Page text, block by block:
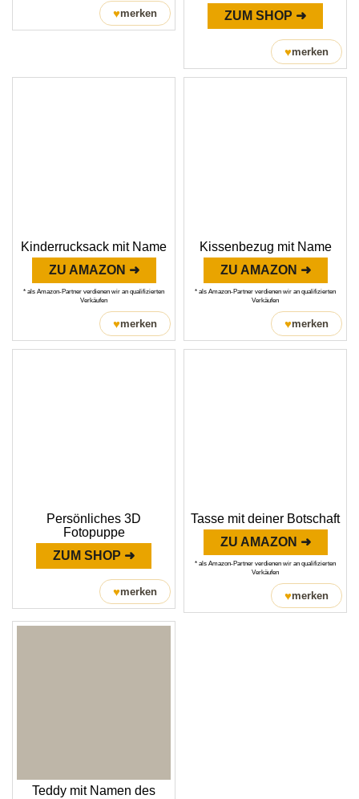
♥merken
ZUM SHOP ➜
♥merken
Kinderrucksack mit Name
ZU AMAZON ➜
* als Amazon-Partner verdienen wir an qualifizierten
Verkäufen
♥merken
Kissenbezug mit Name
ZU AMAZON ➜
* als Amazon-Partner verdienen wir an qualifizierten
Verkäufen
♥merken
Persönliches 3D
Fotopuppe
ZUM SHOP ➜
♥merken
Tasse mit deiner Botschaft
ZU AMAZON ➜
* als Amazon-Partner verdienen wir an qualifizierten
Verkäufen
♥merken
Teddy mit Namen des